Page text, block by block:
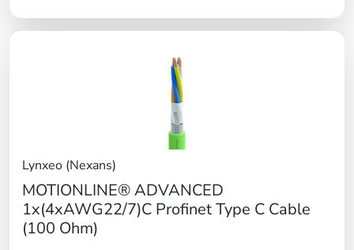
Lynxeo (Nexans)
MOTIONLINE® ADVANCED
1x(4xAWG22/7)C Profinet Type C Cable
(100 Ohm)